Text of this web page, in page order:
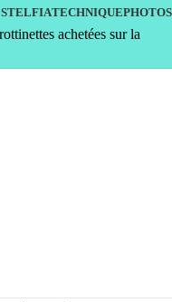
STELFIATECHNIQUEPHOTOS
achetées sur la